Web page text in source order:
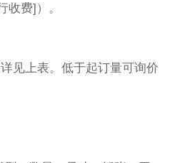
收费]）。
见上表。低于起订量可询价